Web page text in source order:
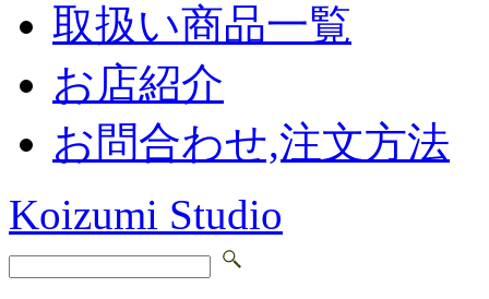
取扱い商品一覧
お店紹介
お問合わせ,注文方法
Koizumi Studio